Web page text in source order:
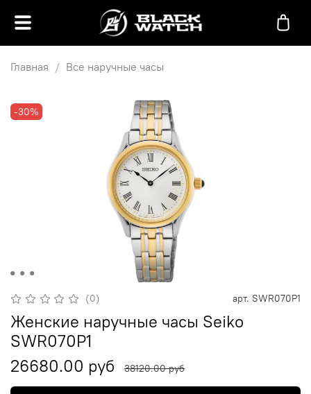
Главная Все наручные часы
-30%
(0) арт. SWR070P1
Женские наручные часы Seiko
SWR070P1
26680.00 руб
38120.00 руб